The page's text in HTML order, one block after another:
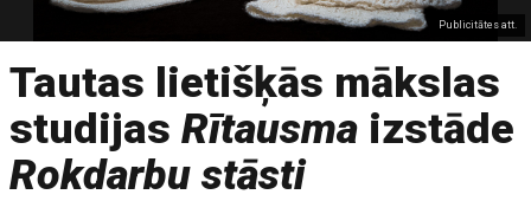
Publicitātes att.
Tautas lietišķās mākslas
studijasRītausma izstāde
Rokdarbu stāsti